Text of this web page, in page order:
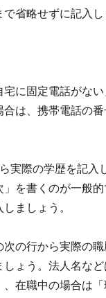
省略せずに記入
に固定電話がな
は、携帯電話の番
実際の学歴を記入
を書くのが一般
ましょう。
の行から実際の
ょう。法人名な
在職中の場合は